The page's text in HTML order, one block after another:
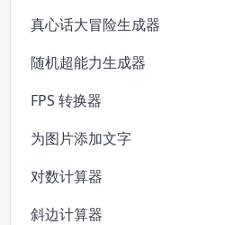
真心话大冒险生成器
随机超能力生成器
FPS 转换器
为图片添加文字
对数计算器
斜边计算器